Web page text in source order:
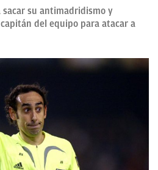
su antimadridismo y
del equipo para atacar a